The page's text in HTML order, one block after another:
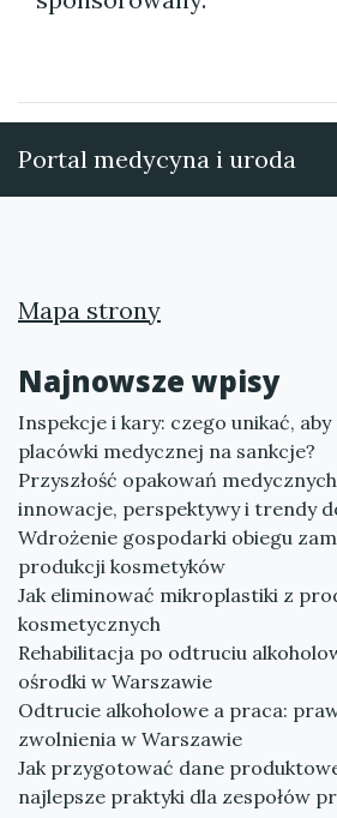
Portal medycyna i uroda
Mapa strony
Najnowsze wpisy
Inspekcje i kary: czego unikać,
placówki medycznej na sankcje?
Przyszłość opakowań
innowacje, perspektywy i trendy
Wdrożenie gospodarki obiegu
produkcji kosmetyków
Jak eliminować mikroplastiki z
kosmetycznych
Rehabilitacja po odtruciu
ośrodki w Warszawie
Odtrucie alkoholowe a praca:
zwolnienia w Warszawie
Jak przygotować dane
najlepsze praktyki dla zespołów